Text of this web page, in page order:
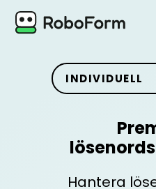
BUSINESS
INDIVIDUELL
Hantera